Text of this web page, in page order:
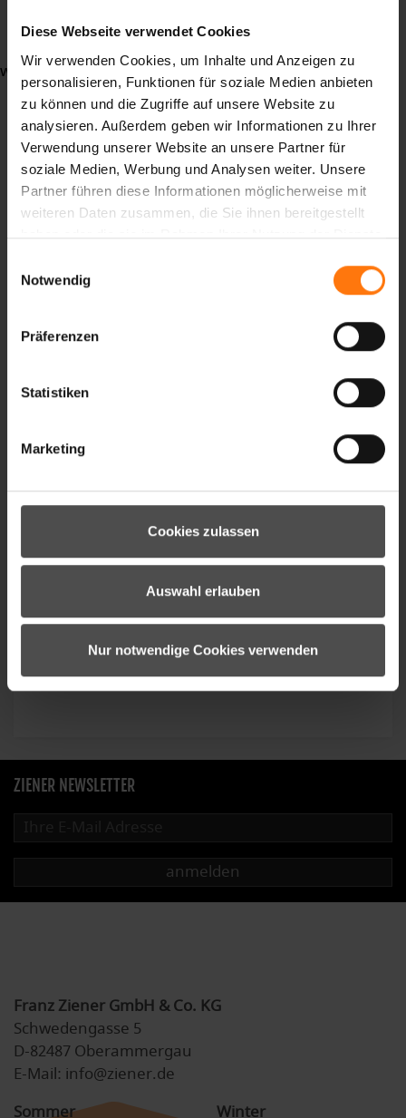
Diese Webseite verwendet Cookies
Wir verwenden Cookies, um Inhalte und Anzeigen zu
personalisieren, Funktionen für soziale Medien anbieten
zu können und die Zugriffe auf unsere Website zu
analysieren. Außerdem geben wir Informationen zu Ihrer
Verwendung unserer Website an unsere Partner für
soziale Medien, Werbung und Analysen weiter. Unsere
Partner führen diese Informationen möglicherweise mit
weiteren Daten zusammen, die Sie ihnen bereitgestellt
haben oder die sie im Rahmen Ihrer Nutzung der Dienste
Notwendig
Präferenzen
Statistiken
Marketing
Cookies zulassen
Auswahl erlauben
Nur notwendige Cookies verwenden
Schneeschuhe
weiterlesen ...
Unsere Klimaziele sind von der Science Based
Standorts Oberammergau, reduzieren ihn
kontinuierlich und unterstützen
Klimaschutzprojekte in Höhe der fortlaufenden
Emissionen.
ZIENER NEWSLETTER
anmelden
Franz Ziener GmbH & Co. KG
Schwedengasse 5
D-82487 Oberammergau
E-Mail: info@ziener.de
Sommer
Winter